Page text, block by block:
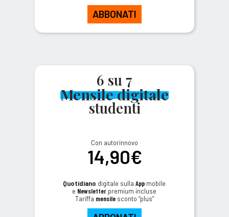
ABBONATI
6 su 7
Mensile digitale
studenti
Con autorinnovo
14,90€
Quotidiano digitale sullaApp mobile
e Newsletter premium incluse
Tariffa mensilesconto “plus”